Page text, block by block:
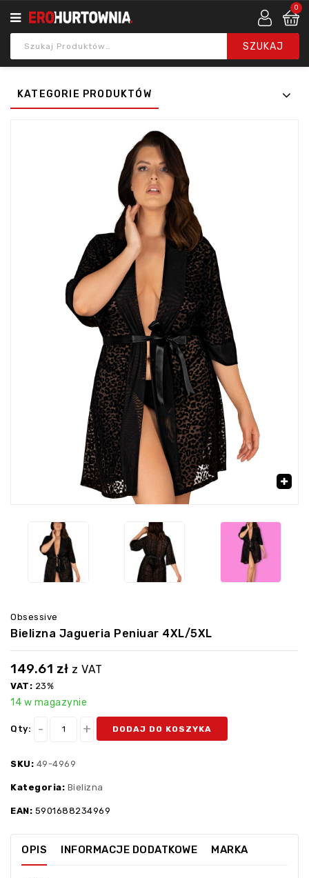
0
KATEGORIE PRODUKTÓW
Obsessive
Bielizna Jagueria Peniuar 4XL/5XL
149.61 zł z VAT
VAT: 23%
14 w magazynie
Qty: DODAJ DO KOSZYKA
SKU: 49-4969
Kategoria: Bielizna
EAN: 5901688234969
OPIS INFORMACJE DODATKOWE MARKA